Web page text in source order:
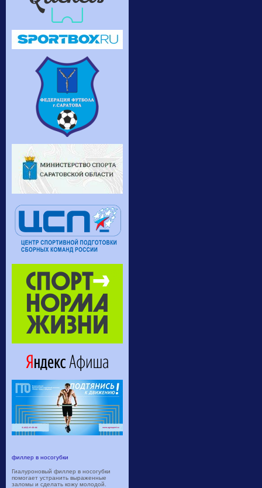
филлер в носогубки
Гиалуроновый филлер в носогубки
помогает устранить выраженные
заломы и сделать кожу молодой.